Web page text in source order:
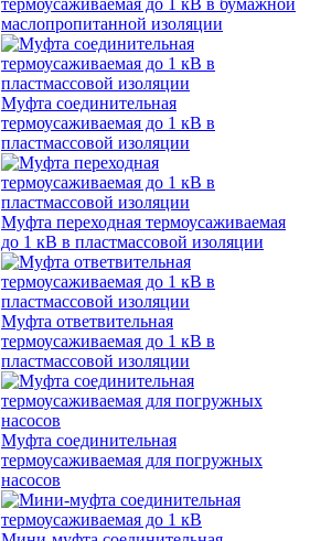
термоусаживаемая до 1 кВ в бумажной
маслопропитанной изоляции
Муфта соединительная
термоусаживаемая до 1 кВ в
пластмассовой изоляции
Муфта переходная термоусаживаемая
до 1 кВ в пластмассовой изоляции
Муфта ответвительная
термоусаживаемая до 1 кВ в
пластмассовой изоляции
Муфта соединительная
термоусаживаемая для погружных
насосов